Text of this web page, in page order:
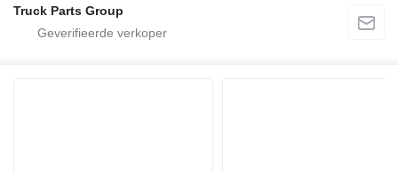
Truck Parts Group